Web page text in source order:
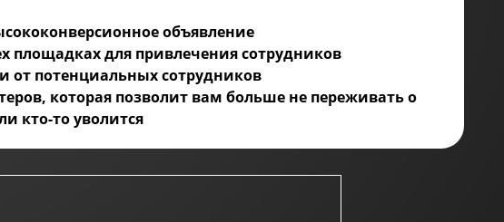
объявление
площадках для привлечения сотрудников
от потенциальных сотрудников
которая позволит вам больше не переживать о
кто-то уволится